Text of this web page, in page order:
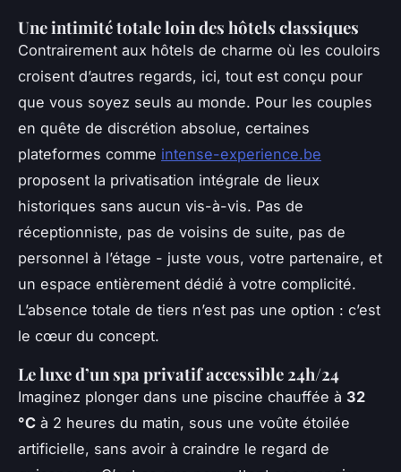
Une intimité totale loin des hôtels classiques
Contrairement aux hôtels de charme où les couloirs
croisent d’autres regards, ici, tout est conçu pour
que vous soyez seuls au monde. Pour les couples
en quête de discrétion absolue, certaines
plateformes comme intense-experience.be
proposent la privatisation intégrale de lieux
historiques sans aucun vis-à-vis. Pas de
réceptionniste, pas de voisins de suite, pas de
personnel à l’étage - juste vous, votre partenaire, et
un espace entièrement dédié à votre complicité.
L’absence totale de tiers n’est pas une option : c’est
le cœur du concept.
Le luxe d’un spa privatif accessible 24h/24
Imaginez plonger dans une piscine chauffée à 32
°C à 2 heures du matin, sous une voûte étoilée
artificielle, sans avoir à craindre le regard de